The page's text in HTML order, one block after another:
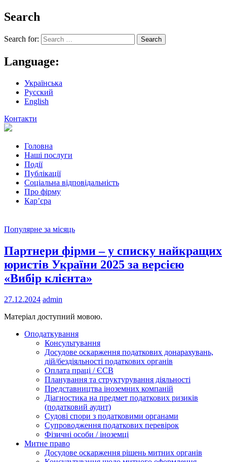
Search
Search for:
Language:
Українська
Русский
English
Контакти
Головна
Наші послуги
Події
Публікації
Соціальна відповідальність
Про фiрму
Кар’єра
Популярне за місяць
Партнери фірми – у списку найкращих
юристів України 2025 за версією
«Вибір клієнта»
27.12.2024 admin
Матеріал доступний мовою.
Оподаткування
Консультування
Досудове оскарження податкових донарахувань,
дій/бездіяльності податкових органів
Оплата праці / ЄСВ
Планування та структурування діяльності
Представництва іноземних компаній
Діагностика на предмет податкових ризиків
(податковий аудит)
Судові спори з податковими органами
Супроводження податкових перевірок
Фізичні особи / іноземці
Митне право
Досудове оскарження рішень митних органів